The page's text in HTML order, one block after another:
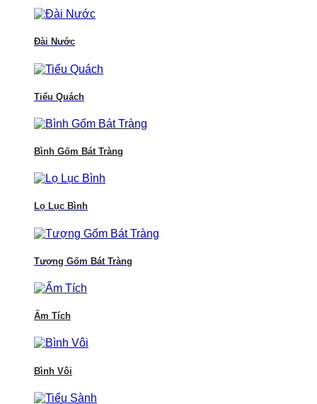
Đài Nước
Tiểu Quách
Bình Gốm Bát Tràng
Lọ Lục Bình
Tượng Gốm Bát Tràng
Ấm Tích
Bình Vôi